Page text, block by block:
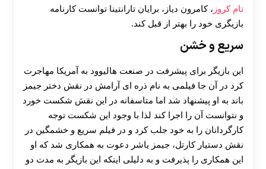
تام کروز ، کامرون دیاز، برایان تارانتینا توانست کارنامه
بازیگری خود را بهتر از قبل کند.
سریع و خشن
این بازیگر برای پیشرفت در صنعت هالیوود به آمریکا مهاجرت
کرد در آن جا فیلمی به نام ذره ای آرامش در نقش دختر جیمز
باند به او پیشنهاد شد اما متاسفانه در این نقش شکست خورد
و نتوانست آن را اجرا کند لذا با وجود این شکست توجه
کارگردانان را به خود جلب کرد و در فیلم سریع و خشمگین در
نقش دستیار کارتل، جیمز یاشر دعوت به همکاری شد که او
این همکاری را پذیرفت و به دلیلی اینکه این بازیگر به مدت دو